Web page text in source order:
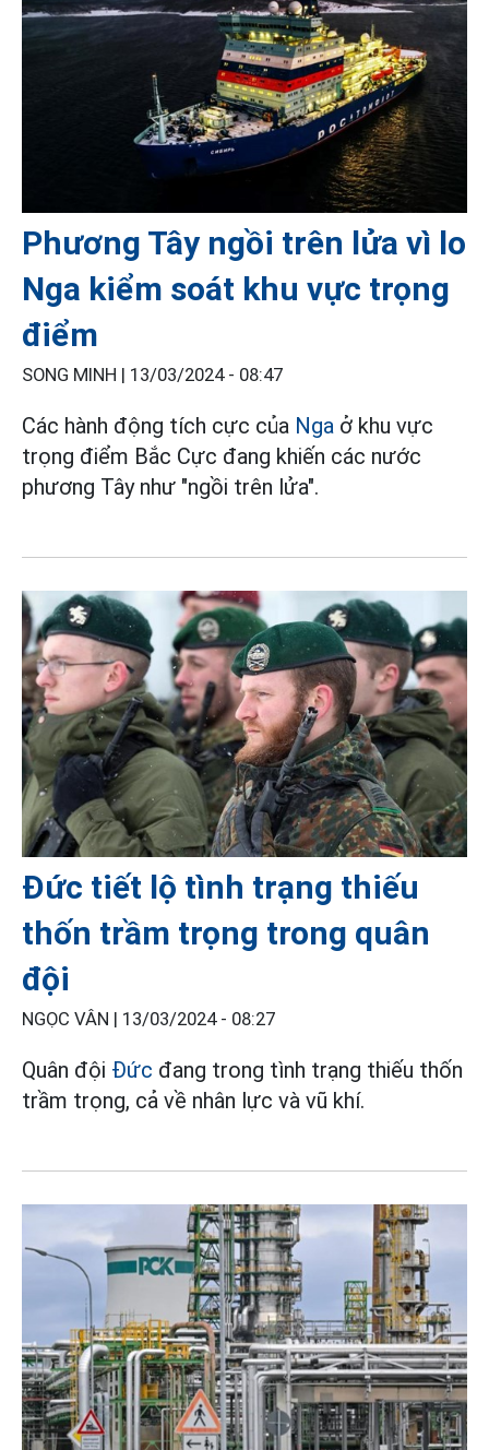
Phương Tây ngồi trên lửa vì lo
Nga kiểm soát khu vực trọng
điểm
SONG MINH | 13/03/2024 - 08:47
Các hành động tích cực của Nga ở khu vực
trọng điểm Bắc Cực đang khiến các nước
phương Tây như "ngồi trên lửa".
Đức tiết lộ tình trạng thiếu
thốn trầm trọng trong quân
đội
NGỌC VÂN | 13/03/2024 - 08:27
Quân đội Đức đang trong tình trạng thiếu thốn
trầm trọng, cả về nhân lực và vũ khí.